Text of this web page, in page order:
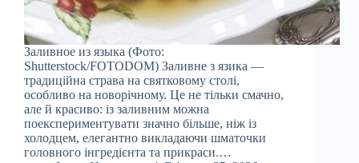
Заливное из языка (Фото:
Shutterstock/FOTODOM) Заливне з язика —
традиційна страва на святковому столі,
особливо на новорічному. Це не тільки смачно,
але й красиво: із заливним можна
поекспериментувати значно більше, ніж із
холодцем, елегантно викладаючи шматочки
головного інгредієнта та прикраси.…